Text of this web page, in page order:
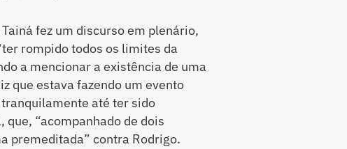
fez um discurso em plenário,
rompido todos os limites da
a mencionar a existência de uma
que estava fazendo um evento
até ter sido
“acompanhado de dois
premeditada” contra Rodrigo.